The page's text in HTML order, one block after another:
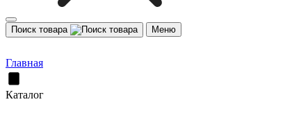
Поиск товара Меню
Главная
Каталог